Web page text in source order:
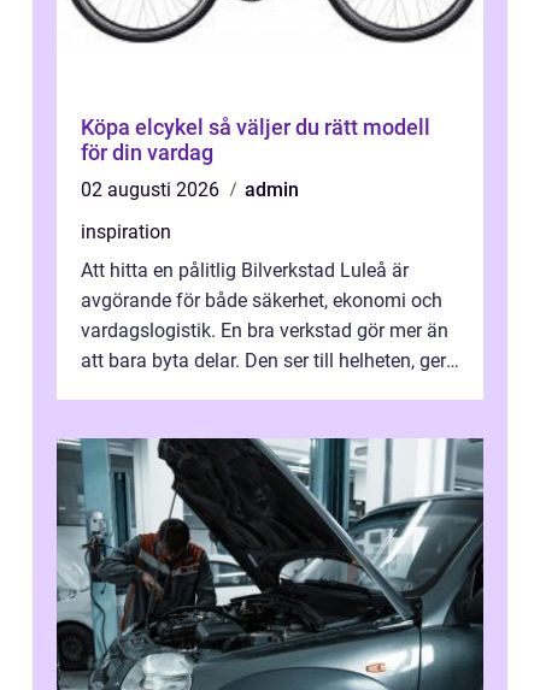
Köpa elcykel så väljer du rätt modell
för din vardag
02 augusti 2026
admin
inspiration
Att hitta en pålitlig Bilverkstad Luleå är
avgörande för både säkerhet, ekonomi och
vardagslogistik. En bra verkstad gör mer än
att bara byta delar. Den ser till helheten, ger